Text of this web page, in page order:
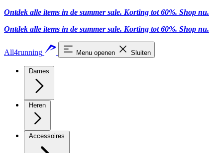
Ontdek alle items in de summer sale. Korting tot 60%. Shop nu.
Ontdek alle items in de summer sale. Korting tot 60%. Shop nu.
All4running Menu openen Sluiten
Dames
Heren
Accessoires